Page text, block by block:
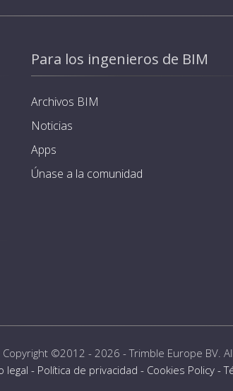
Para los ingenieros de BIM
Archivos BIM
Noticias
Apps
Únase a la comunidad
Copyright ©2012 - 2026 -Trimble Europe BV.
legal - Política de privacidad - Cookies Policy -